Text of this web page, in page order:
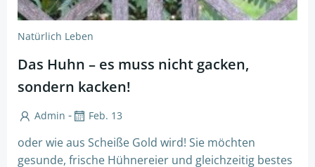
Natürlich Leben
Das Huhn – es muss nicht gacken,
sondern kacken!
Admin - Feb. 13
oder wie aus Scheiße Gold wird! Sie möchten
gesunde, frische Hühnereier und gleichzeitig bestes